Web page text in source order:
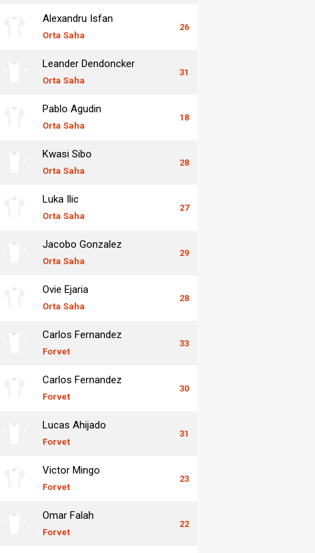
Alexandru Isfan
Orta Saha
26
Leander Dendoncker
Orta Saha
31
Pablo Agudin
Orta Saha
18
Kwasi Sibo
Orta Saha
28
Luka Ilic
Orta Saha
27
Jacobo Gonzalez
Orta Saha
29
Ovie Ejaria
Orta Saha
28
Carlos Fernandez
Forvet
33
Carlos Fernandez
Forvet
30
Lucas Ahijado
Forvet
31
Victor Mingo
Forvet
23
Omar Falah
Forvet
22